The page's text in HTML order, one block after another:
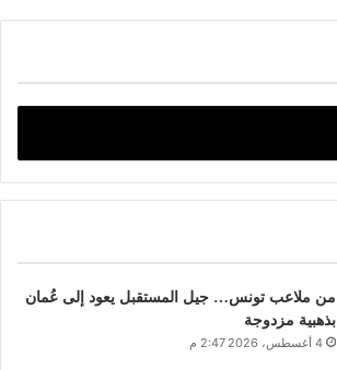
من ملاعب تونس… جيل المستقبل يعود إلى عُمان
بذهبية مزدوجة
4 أغسطس، 2026 2:47 م